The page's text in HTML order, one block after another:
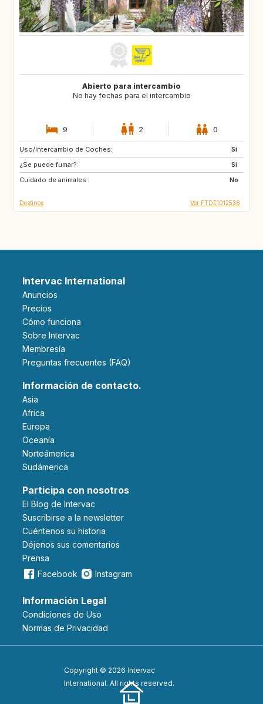
Abierto para intercambio
No hay fechas para el intercambio
9 2 0
Uso/Intercambio de Coches:
Si
¿Se puede fumar?:
Si
Cuidado de animales :
No
PT
Destinos Ver PTDE1012538
Intervac International
Anuncios
Precios
Cómo funciona
Sobre Intervac
Membresía
Preguntas frecuentes (FAQ)
Información de contacto.
Asia
Africa
Europa
Oceanía
Norteámerica
Sudámerica
Participa con nosotros
El Blog de Intervac
Suscribirse a la newsletter
Cuéntenos su historia
Déjenos sus comentarios
Prensa
Facebook
Instagram
Información Legal
Condiciones de Uso
Normas de Privacidad
Copyright © 2026 Intervac
International. All rights reserved.